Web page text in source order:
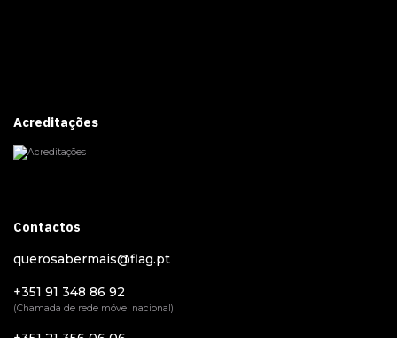
Acreditações
Contactos
querosabermais@flag.pt
+351 91 348 86 92
(Chamada de rede móvel nacional)